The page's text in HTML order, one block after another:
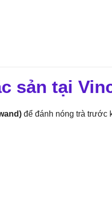
sản tại
để đánh nóng trà trước